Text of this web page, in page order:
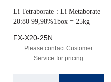
Li Tetraborate : Li Metaborate
20:80 99,98%1box = 25kg
FX-X20-25N
Please contact Customer
Service for pricing